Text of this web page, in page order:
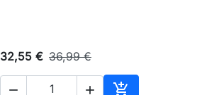
32,55 € 36,99 €
  